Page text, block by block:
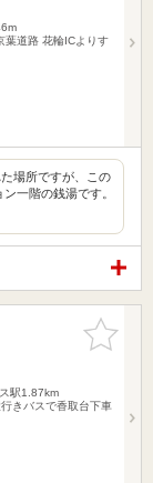
葉道路 花輪ICよりす
場所ですが、この
一階の銭湯です。
お気に入
りに追加
駅1.87km
きバスで香取台下車